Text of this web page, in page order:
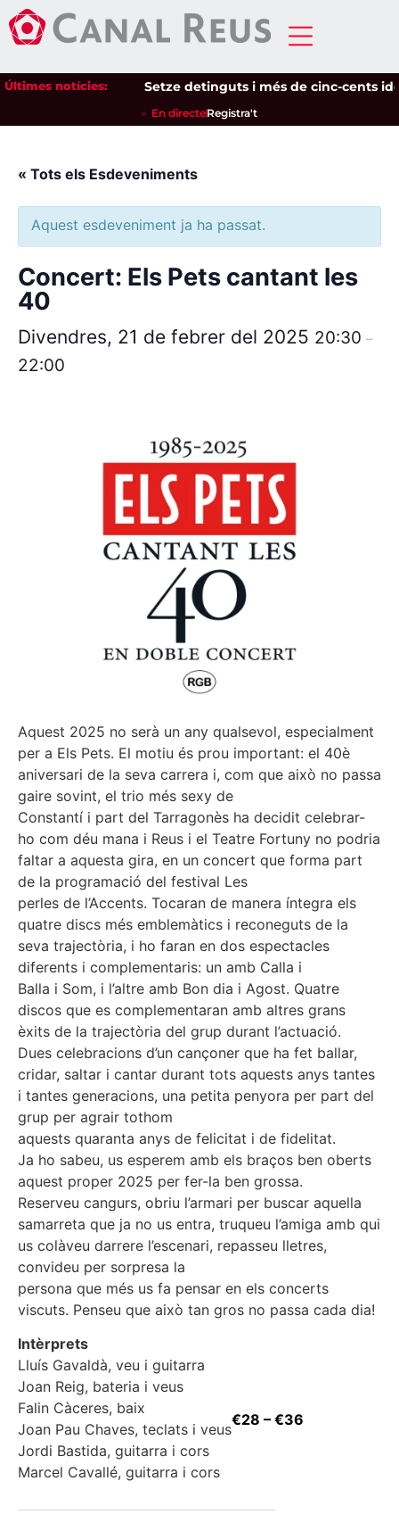
Últimes notícies: Setze detinguts i més de cinc-cents
En directeRegistra't
« Tots els Esdeveniments
Aquest esdeveniment ja ha passat.
Concert: Els Pets cantant les
40
Divendres, 21 de febrer del 2025 20:30 –
22:00
Aquest 2025 no serà un any qualsevol, especialment
per a Els Pets. El motiu és prou important: el 40è
aniversari de la seva carrera i, com que això no passa
gaire sovint, el trio més sexy de
Constantí i part del Tarragonès ha decidit celebrar-
ho com déu mana i Reus i el Teatre Fortuny no podria
faltar a aquesta gira, en un concert que forma part
de la programació del festival Les
perles de l’Accents. Tocaran de manera íntegra els
quatre discs més emblemàtics i reconeguts de la
seva trajectòria, i ho faran en dos espectacles
diferents i complementaris: un amb Calla i
Balla i Som, i l’altre amb Bon dia i Agost. Quatre
discos que es complementaran amb altres grans
èxits de la trajectòria del grup durant l’actuació.
Dues celebracions d’un cançoner que ha fet ballar,
cridar, saltar i cantar durant tots aquests anys tantes
i tantes generacions, una petita penyora per part del
grup per agrair tothom
aquests quaranta anys de felicitat i de fidelitat.
Ja ho sabeu, us esperem amb els braços ben oberts
aquest proper 2025 per fer-la ben grossa.
Reserveu cangurs, obriu l’armari per buscar aquella
samarreta que ja no us entra, truqueu l’amiga amb qui
us colàveu darrere l’escenari, repasseu lletres,
convideu per sorpresa la
persona que més us fa pensar en els concerts
viscuts. Penseu que això tan gros no passa cada dia!
Intèrprets
Lluís Gavaldà, veu i guitarra
Joan Reig, bateria i veus
Falin Càceres, baix
Joan Pau Chaves, teclats i veus
Jordi Bastida, guitarra i cors
Marcel Cavallé, guitarra i cors
€28 – €36